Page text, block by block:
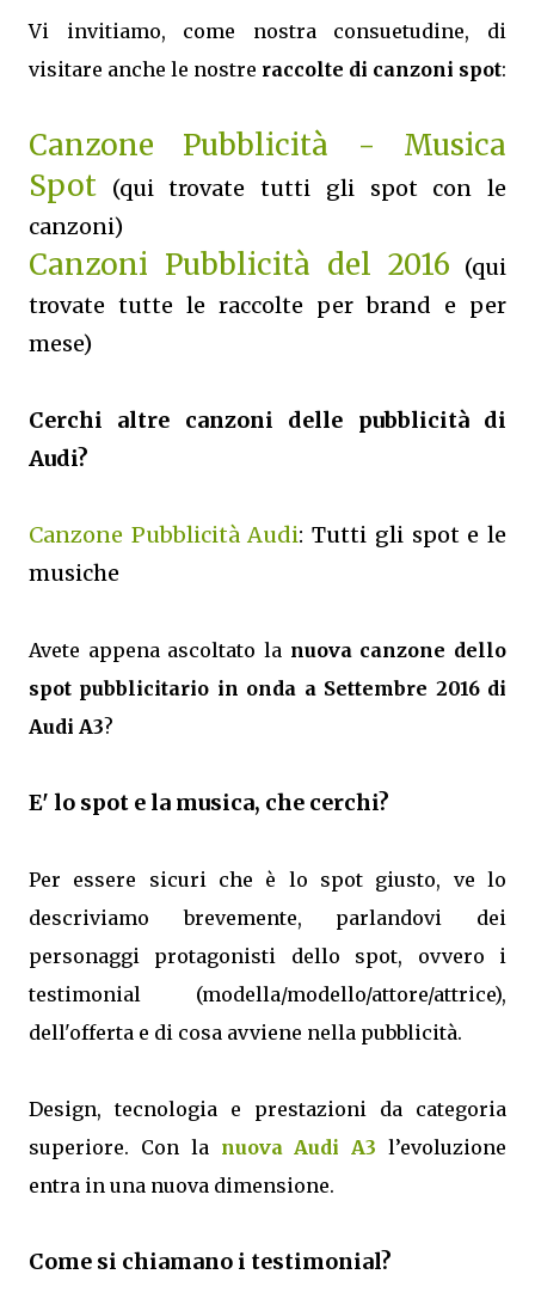
Vi invitiamo, come nostra consuetudine, di
visitare anche le nostre raccolte di canzoni spot:
Canzone Pubblicità - Musica
Spot
(qui trovate tutti gli spot con le
canzoni)
Canzoni Pubblicità del 2016 (qui
trovate tutte le raccolte per brand e per
mese)
Cerchi altre canzoni delle pubblicità di
Audi?
Canzone Pubblicità Audi: Tutti gli spot e le
musiche
Avete appena ascoltato la nuova canzone dello
spot pubblicitario in onda a Settembre 2016 di
Audi A3?
E' lo spot e la musica, che cerchi?
Per essere sicuri che è lo spot giusto, ve lo
descriviamo brevemente, parlandovi dei
personaggi protagonisti dello spot, ovvero i
testimonial (modella/modello/attore/attrice),
dell'offerta e di cosa avviene nella pubblicità.
Design, tecnologia e prestazioni da categoria
superiore. Con la nuova Audi A3 l’evoluzione
entra in una nuova dimensione.
Come si chiamano i testimonial?